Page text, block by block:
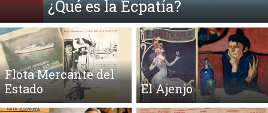
¿Qué es la Ecpatía?
Flota Mercante del
Estado
El Ajenjo